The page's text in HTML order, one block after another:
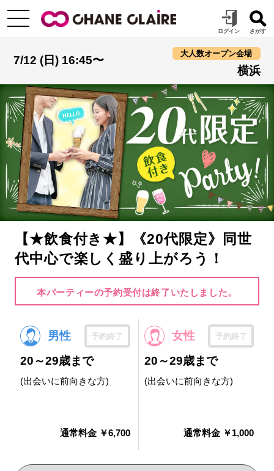
7/12 (日) 16:45〜
大人数オープン会場
横浜
【★飲食付き★】《20代限定》同世
代中心で楽しく盛り上がろう！
本パーティーの予約受付は終了いたしました。
男性 予約終了
20～29歳まで
(出会いに前向きな方)
通常料金 ￥6,700
女性 予約終了
20～29歳まで
(出会いに前向きな方)
通常料金 ￥1,000